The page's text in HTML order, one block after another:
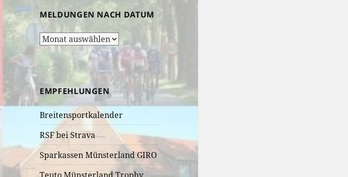
MELDUNGEN NACH DATUM
Meldungen
nach
Datum
EMPFEHLUNGEN
Breitensportkalender
RSF bei Strava
Sparkassen Münsterland GIRO